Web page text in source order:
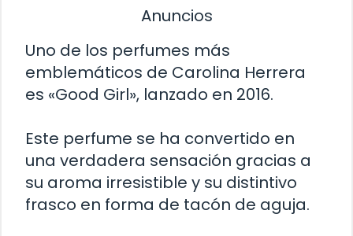
Anuncios
Uno de los perfumes más
emblemáticos de Carolina Herrera
es «Good Girl», lanzado en 2016.
Este perfume se ha convertido en
una verdadera sensación gracias a
su aroma irresistible y su distintivo
frasco en forma de tacón de aguja.